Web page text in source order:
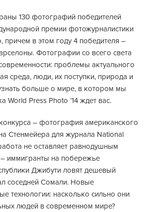
130 фотографий победителей
премии фотожурналистики
причем в этом году 4 победителя –
Фотографии со всего света
проблемы актуального
среда, люди, их поступки, природа и
больше о мире, в котором мы
World Press Photo ’14 ждет вас.
– фотография американского
Стенмейера для журнала National
не оставляет равнодушным
иммигранты на побережье
Джибути ловят дешевый
соседней Сомали. Новые
технологии: насколько сильно они
людей в современном мире?